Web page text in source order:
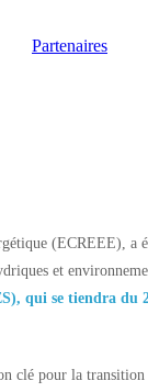
Partenaires
(ECREEE), a
et
qui se tiendra du
clé pour la transition